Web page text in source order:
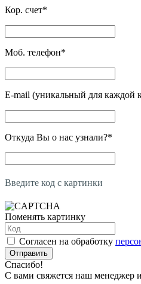
Кор. счет*
Моб. телефон*
E-mail (уникальный для каждой
Откуда Вы о нас узнали?*
Введите код с картинки
Поменять картинку
Согласен на обработку
Отправить
Спасибо!
С вами свяжется наш менеджер